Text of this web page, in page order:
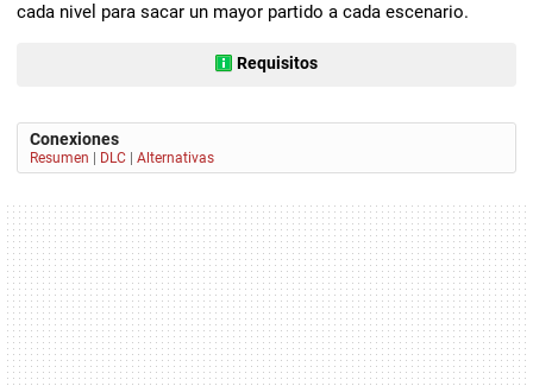
cada nivel para sacar un mayor partido a cada escenario.
Requisitos
Conexiones
Resumen DLC Alternativas